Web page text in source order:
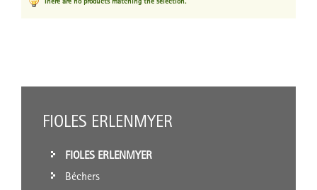
FIOLES ERLENMYER
FIOLES ERLENMYER
Béchers